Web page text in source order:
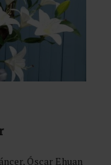
Óscar Ehuan